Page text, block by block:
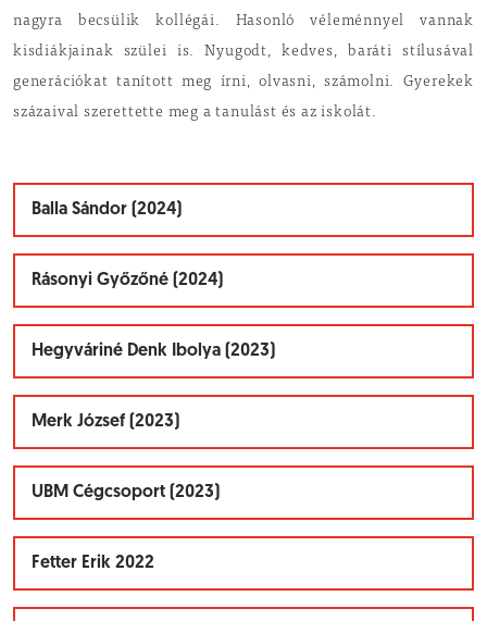
nagyra becsülik kollégái. Hasonló véleménnyel vannak
kisdiákja­inak szülei is. Nyugodt, kedves, baráti stílusával
generációkat tanított meg írni, olvasni, számolni. Gyerekek
százaival szerettette meg a tanulást és az iskolát.
Balla Sándor (2024)
Rásonyi Győzőné (2024)
Hegyváriné Denk Ibolya (2023)
Merk József (2023)
UBM Cégcsoport (2023)
Fetter Erik 2022